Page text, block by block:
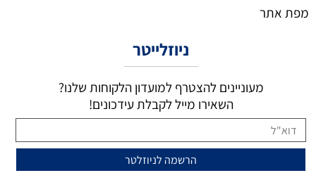
מפת אתר
ניוזלייטר
מעוניינים להצטרף למועדון הלקוחות שלנו?
השאירו מייל לקבלת עידכונים!